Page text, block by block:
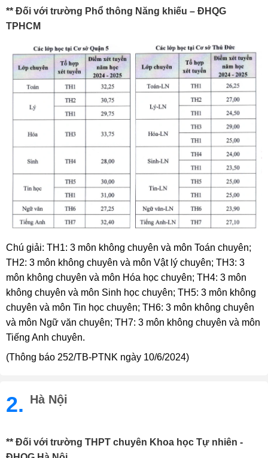
** Đối với trường Phổ thông Năng khiếu – ĐHQG
TPHCM
Chú giải: TH1: 3 môn không chuyên và môn Toán chuyên;
TH2: 3 môn không chuyên và môn Vật lý chuyên; TH3: 3
môn không chuyên và môn Hóa học chuyên; TH4: 3 môn
không chuyên và môn Sinh học chuyên; TH5: 3 môn không
chuyên và môn Tin học chuyên; TH6: 3 môn không chuyên
và môn Ngữ văn chuyên; TH7: 3 môn không chuyên và môn
Tiếng Anh chuyên.
(Thông báo 252/TB-PTNK ngày 10/6/2024)
2. Hà Nội
** Đối với trường THPT chuyên Khoa học Tự nhiên -